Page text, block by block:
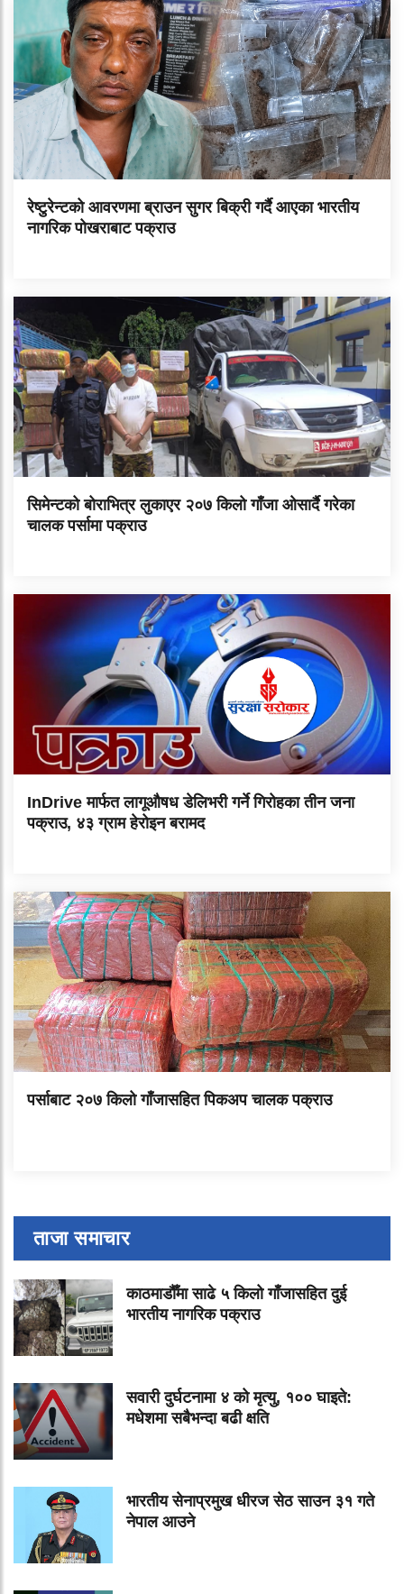
रेष्टुरेन्टको आवरणमा ब्राउन सुगर बिक्री गर्दै आएका भारतीय
नागरिक पोखराबाट पक्राउ
सिमेन्टको बोराभित्र लुकाएर २०७ किलो गाँजा ओसार्दै गरेका
चालक पर्सामा पक्राउ
InDrive मार्फत लागूऔषध डेलिभरी गर्ने गिरोहका तीन जना
पक्राउ, ४३ ग्राम हेरोइन बरामद
पर्साबाट २०७ किलो गाँजासहित पिकअप चालक पक्राउ
ताजा समाचार
काठमाडौँमा साढे ५ किलो गाँजासहित दुई
भारतीय नागरिक पक्राउ
सवारी दुर्घटनामा ४ को मृत्यु, १०० घाइते:
मधेशमा सबैभन्दा बढी क्षति
भारतीय सेनाप्रमुख धीरज सेठ साउन ३१ गते
नेपाल आउने